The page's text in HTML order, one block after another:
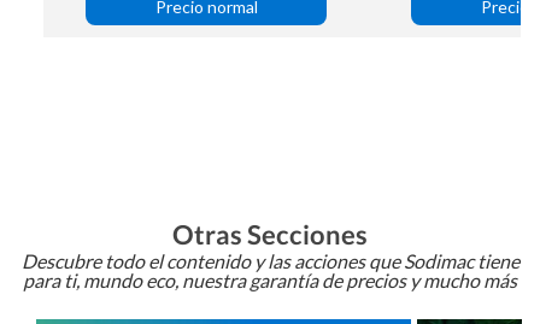
Otras Secciones
Descubre todo el contenido y las acciones que Sodimac tiene
para ti, mundo eco, nuestra garantía de precios y mucho más